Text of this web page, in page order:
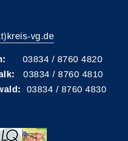
vg.de
03834 / 8760 4820
03834 / 8760 4810
03834 / 8760 4830